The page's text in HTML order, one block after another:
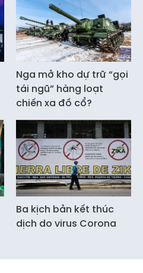
Nga mở kho dự trữ “gọi
tái ngũ” hàng loạt
chiến xa đồ cổ?
Ba kịch bản kết thúc
dịch do virus Corona